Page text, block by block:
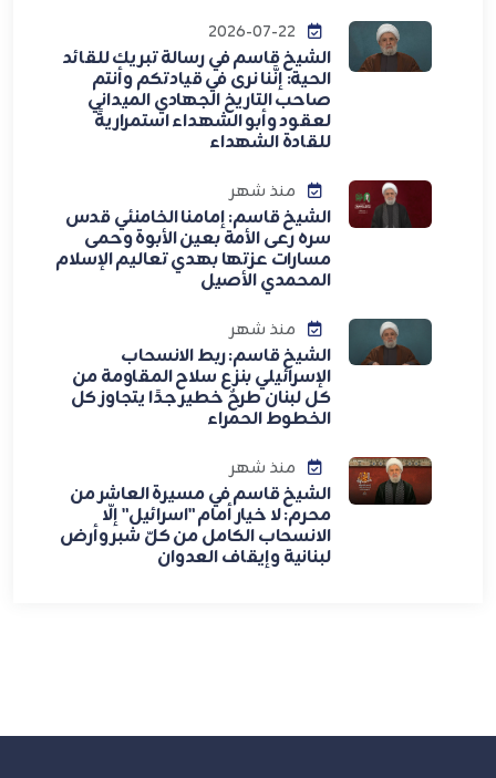
الشيخ قاسم في رسالة تبريك للقائد
الحية: إنَّنا نرى في قيادتكم وأنتم
صاحب التاريخ الجهادي الميداني
لعقود وأبو الشهداء استمراريةً
للقادة الشهداء
منذ شهر
الشيخ قاسم: إمامنا الخامنئي قدس
سره رعى الأمة بعين الأبوة وحمى
مسارات عزتها بهدي تعاليم الإسلام
المحمدي الأصيل
منذ شهر
الشيخ قاسم: ربط الانسحاب
الإسرائيلي بنزع سلاح المقاومة من
كل لبنان طرحٌ خطير جدًا يتجاوز كل
الخطوط الحمراء
منذ شهر
الشيخ قاسم في مسيرة العاشر من
محرم: لا خيار أمام "اسرائيل" إلّا
الانسحاب الكامل من كلّ شبر وأرض
لبنانية وإيقاف العدوان